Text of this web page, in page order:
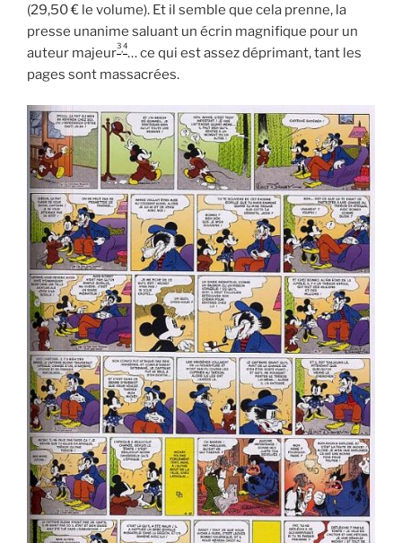
(29,50 € le volume). Et il semble que cela prenne, la
presse unanime saluant un écrin magnifique pour un
auteur majeur3,4… ce qui est assez déprimant, tant les
pages sont massacrées.